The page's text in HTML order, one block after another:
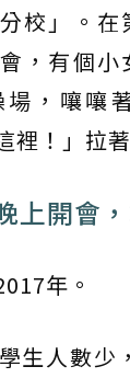
校」。在
，有個小
，嚷嚷
裡！」拉
上開會
年。
生人數少